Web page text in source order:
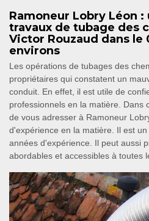
Ramoneur Lobry Léon
travaux de tubage des
Victor Rouzaud dans le
environs
Les opérations de tubages des
propriétaires qui constatent un
conduit. En effet, il est utile de
professionnels en la matière. Dans
de vous adresser à Ramoneur
d'expérience en la matière. Il est
années d'expérience. Il peut aussi
abordables et accessibles à toutes